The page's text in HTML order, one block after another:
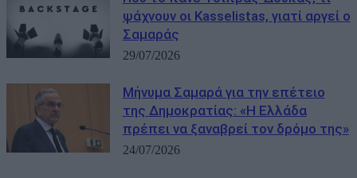
ψάχνουν οι Kasselistas, γιατί αργεί ο
Σαμαράς
29/07/2026
Μήνυμα Σαμαρά για την επέτειο
της Δημοκρατίας: «Η Ελλάδα
πρέπει να ξαναβρεί τον δρόμο της»
24/07/2026